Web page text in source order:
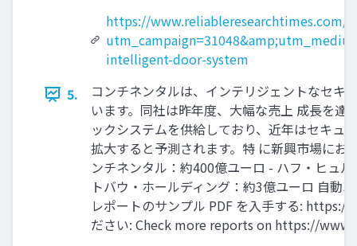
https://www.reliableresearchtimes.com/
intelligent-door-system
5.
コンチネンタルは、インテリジェントなセキ
います。同社は昨年度、大幅な売上 成長を
ックシステムを供給しており、近年はセキュ
拡大すると予測されます。特 に新興市場に
ンチネンタル：約400億ユーロ - ハフ・ヒュ
トバウ・ホールディング：約3億ユーロ 自動
レポートのサンプル PDF を入手する:
ださい: Check more reports on https://